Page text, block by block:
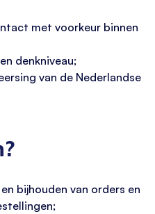
met voorkeur binnen
denkniveau;
van de Nederlandse
bijhouden van orders en